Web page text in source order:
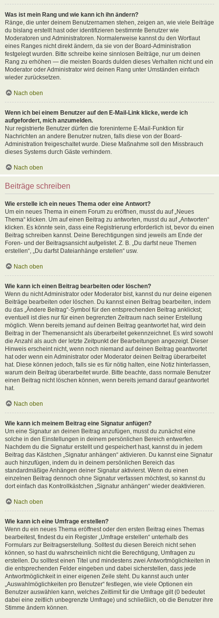
Was ist mein Rang und wie kann ich ihn ändern?
Ränge, die unter deinem Benutzernamen stehen, zeigen an, wie viele Beiträge
du bislang erstellt hast oder identifizieren bestimmte Benutzer wie
Moderatoren und Administratoren. Normalerweise kannst du den Wortlaut
eines Ranges nicht direkt ändern, da sie von der Board-Administration
festgelegt wurden. Bitte schreibe keine sinnlosen Beiträge, nur um deinen
Rang zu erhöhen — die meisten Boards dulden dieses Verhalten nicht und ein
Moderator oder Administrator wird deinen Rang unter Umständen einfach
wieder zurücksetzen.
Nach oben
Wenn ich bei einem Benutzer auf den E-Mail-Link klicke, werde ich
aufgefordert, mich anzumelden.
Nur registrierte Benutzer dürfen die foreninterne E-Mail-Funktion für
Nachrichten an andere Benutzer nutzen, falls diese von der Board-
Administration freigeschaltet wurde. Diese Maßnahme soll den Missbrauch
dieses Systems durch Gäste verhindern.
Nach oben
Beiträge schreiben
Wie erstelle ich ein neues Thema oder eine Antwort?
Um ein neues Thema in einem Forum zu eröffnen, musst du auf „Neues
Thema“ klicken. Um auf einen Beitrag zu antworten, musst du auf „Antworten“
klicken. Es könnte sein, dass eine Registrierung erforderlich ist, bevor du einen
Beitrag schreiben kannst. Deine Berechtigungen sind jeweils am Ende der
Foren- und der Beitragsansicht aufgelistet. Z. B. „Du darfst neue Themen
erstellen“, „Du darfst Dateianhänge erstellen“ usw.
Nach oben
Wie kann ich einen Beitrag bearbeiten oder löschen?
Wenn du nicht Administrator oder Moderator bist, kannst du nur deine eigenen
Beiträge bearbeiten oder löschen. Du kannst einen Beitrag bearbeiten, indem
du das „Ändere Beitrag“-Symbol für den entsprechenden Beitrag anklickst;
eventuell ist dies nur für einen begrenzten Zeitraum nach seiner Erstellung
möglich. Wenn bereits jemand auf deinen Beitrag geantwortet hat, wird dein
Beitrag in der Themenansicht als überarbeitet gekennzeichnet. Es wird sowohl
die Anzahl als auch der letzte Zeitpunkt der Bearbeitungen angezeigt. Dieser
Hinweis erscheint nicht, wenn noch niemand auf deinen Beitrag geantwortet
hat oder wenn ein Administrator oder Moderator deinen Beitrag überarbeitet
hat. Diese können jedoch, falls sie es für nötig halten, eine Notiz hinterlassen,
warum dein Beitrag überarbeitet wurde. Bitte beachte, dass normale Benutzer
einen Beitrag nicht löschen können, wenn bereits jemand darauf geantwortet
hat.
Nach oben
Wie kann ich meinem Beitrag eine Signatur anfügen?
Um eine Signatur an deinen Beitrag anzufügen, musst du zunächst eine
solche in den Einstellungen in deinem persönlichen Bereich entwerfen.
Nachdem du die Signatur erstellt und gespeichert hast, kannst du in jedem
Beitrag das Kästchen „Signatur anhängen“ aktivieren. Du kannst eine Signatur
auch hinzufügen, indem du in deinem persönlichen Bereich das
standardmäßige Anhängen deiner Signatur aktivierst. Wenn du einen
einzelnen Beitrag dennoch ohne Signatur verfassen möchtest, so kannst du
dort einfach das Kontrollkästchen „Signatur anhängen“ wieder deaktivieren.
Nach oben
Wie kann ich eine Umfrage erstellen?
Wenn du ein neues Thema eröffnest oder den ersten Beitrag eines Themas
bearbeitest, findest du ein Register „Umfrage erstellen“ unterhalb des
Formulars zur Beitragserstellung. Solltest du diesen Bereich nicht sehen
können, so hast du wahrscheinlich nicht die Berechtigung, Umfragen zu
erstellen. Du solltest einen Titel und mindestens zwei Antwortmöglichkeiten in
die entsprechenden Felder eingeben und dabei sicherstellen, dass jede
Antwortmöglichkeit in einer eigenen Zeile steht. Du kannst auch unter
„Auswahlmöglichkeiten pro Benutzer“ festlegen, wie viele Optionen ein
Benutzer auswählen kann, welches Zeitlimit für die Umfrage gilt (0 bedeutet
dabei eine zeitlich unbegrenzte Umfrage) und schließlich, ob die Benutzer ihre
Stimme ändern können.